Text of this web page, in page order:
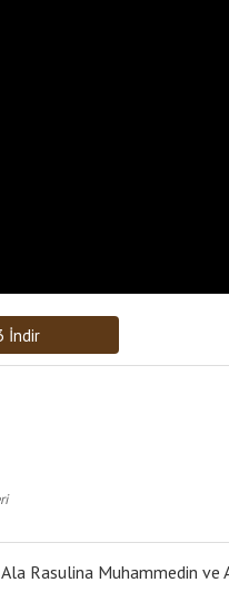
İndir
Rasulina Muhammedin ve